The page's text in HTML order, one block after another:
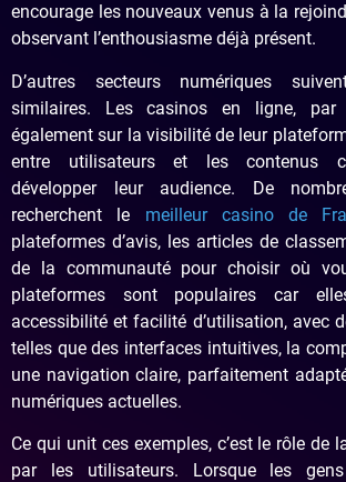
encourage les nouveaux venus à la
observant l’enthousiasme déjà présent.
D’autres secteurs numériques
similaires. Les casinos en ligne, par
également sur la visibilité de leur
entre utilisateurs et les contenus
développer leur audience. De
recherchent le meilleur casino de
plateformes d’avis, les articles de
de la communauté pour choisir où
plateformes sont populaires car
accessibilité et facilité d’utilisation, avec
telles que des interfaces intuitives, la
une navigation claire, parfaitement
numériques actuelles.
Ce qui unit ces exemples, c’est le rôle de
par les utilisateurs. Lorsque les